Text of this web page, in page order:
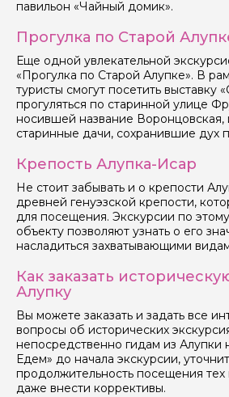
павильон «Чайный домик».
Прогулка по Старой
Еще одной увлекательной
«Прогулка по Старой Алупке». В
туристы смогут посетить выставку
прогуляться по старинной улице
носившей название Воронцовская,
старинные дачи, сохранившие дух
Крепость Алупка-Исар
Не стоит забывать и о крепости
древней генуэзской крепости,
для посещения. Экскурсии по
объекту позволяют узнать о его
насладиться захватывающими
Как заказать
Алупку
Вы можете заказать и задать все
вопросы об исторических
непосредственно гидам из Алупки
Едем» до начала экскурсии,
продолжительность посещения тех
даже внести коррективы.